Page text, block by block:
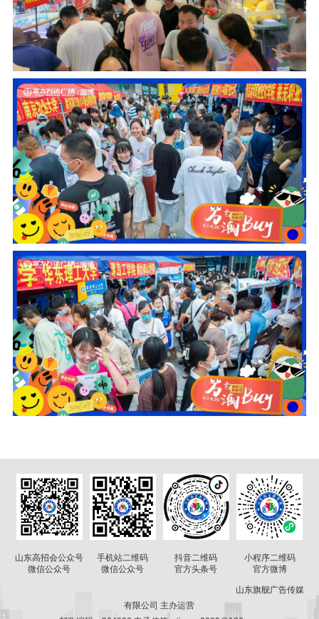
山东高招会公众号
微信公众号
手机站二维码
微信公众号
抖音二维码
官方头条号
小程序二维码
官方微博
山东旗舰广告传媒
有限公司 主办运营